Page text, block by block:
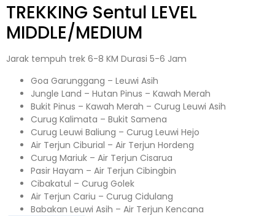
TREKKING Sentul LEVEL
MIDDLE/MEDIUM
Jarak tempuh trek 6-8 KM Durasi 5-6 Jam
Goa Garunggang – Leuwi Asih
Jungle Land – Hutan Pinus – Kawah Merah
Bukit Pinus – Kawah Merah – Curug Leuwi Asih
Curug Kalimata – Bukit Samena
Curug Leuwi Baliung – Curug Leuwi Hejo
Air Terjun Ciburial – Air Terjun Hordeng
Curug Mariuk – Air Terjun Cisarua
Pasir Hayam – Air Terjun Cibingbin
Cibakatul – Curug Golek
Air Terjun Cariu – Curug Cidulang
Babakan Leuwi Asih – Air Terjun Kencana